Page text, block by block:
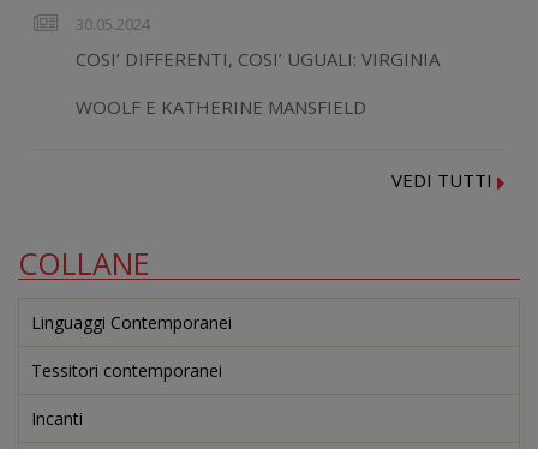
30.05.2024
COSI’ DIFFERENTI, COSI’ UGUALI: VIRGINIA
WOOLF E KATHERINE MANSFIELD
VEDI TUTTI
COLLANE
Linguaggi Contemporanei
Tessitori contemporanei
Incanti